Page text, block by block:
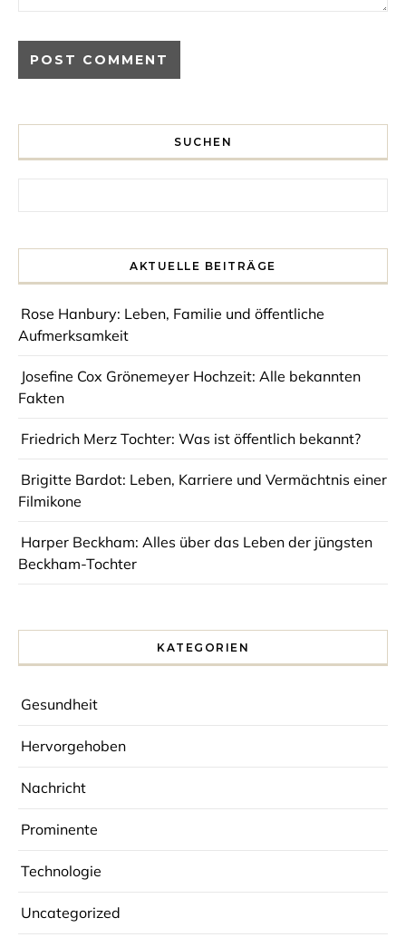
SUCHEN
AKTUELLE BEITRÄGE
Rose Hanbury: Leben, Familie und öffentliche
Aufmerksamkeit
Josefine Cox Grönemeyer Hochzeit: Alle bekannten
Fakten
Friedrich Merz Tochter: Was ist öffentlich bekannt?
Brigitte Bardot: Leben, Karriere und Vermächtnis einer
Filmikone
Harper Beckham: Alles über das Leben der jüngsten
Beckham-Tochter
KATEGORIEN
Gesundheit
Hervorgehoben
Nachricht
Prominente
Technologie
Uncategorized